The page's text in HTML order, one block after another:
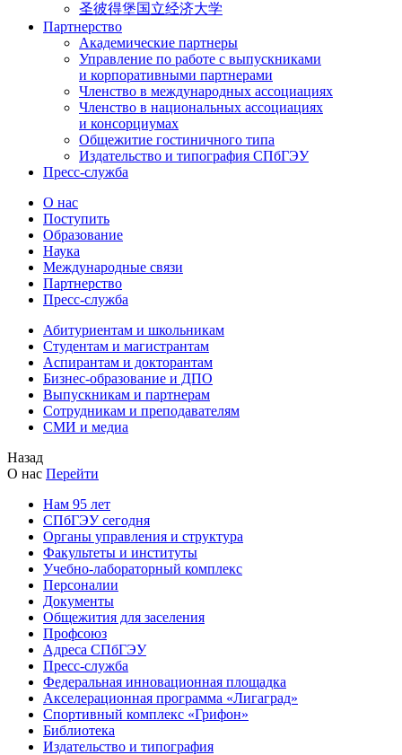
圣彼得堡国立经济大学
Партнерство
Академические партнеры
Управление по работе с выпускниками
и корпоративными партнерами
Членство в международных ассоциациях
Членство в национальных ассоциациях
и консорциумах
Общежитие гостиничного типа
Издательство и типография СПбГЭУ
Пресс-служба
О нас
Поступить
Образование
Наука
Международные связи
Партнерство
Пресс-служба
Абитуриентам и школьникам
Студентам и магистрантам
Аспирантам и докторантам
Бизнес-образование и ДПО
Выпускникам и партнерам
Сотрудникам и преподавателям
СМИ и медиа
Назад
О нас Перейти
Нам 95 лет
СПбГЭУ сегодня
Органы управления и структура
Факультеты и институты
Учебно-лабораторный комплекс
Персоналии
Документы
Общежития для заселения
Профсоюз
Адреса СПбГЭУ
Пресс-служба
Федеральная инновационная площадка
Акселерационная программа «Лигаград»­­
Спортивный комплекс «Грифон»
Библиотека
Издательство и типография